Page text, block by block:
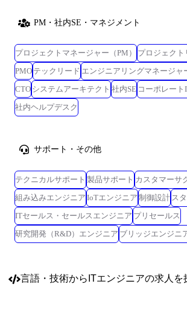
PM・社内SE・マネジメント
プロジェクトマネージャー（PM）
プロジェクト
PMO テックリード エンジニアリングマネージャ
CTO システムアーキテクト 社内SE コーポレート
社内ヘルプデスク
サポート・その他
テクニカルサポート 製品サポート カスタマーサ
組み込みエンジニア IoTエンジニア 制御設計 ス
ITセールス・セールスエンジニア プリセールス
研究開発（R&D）エンジニア ブリッジエンジニ
言語・技術からITエンジニアの求人を